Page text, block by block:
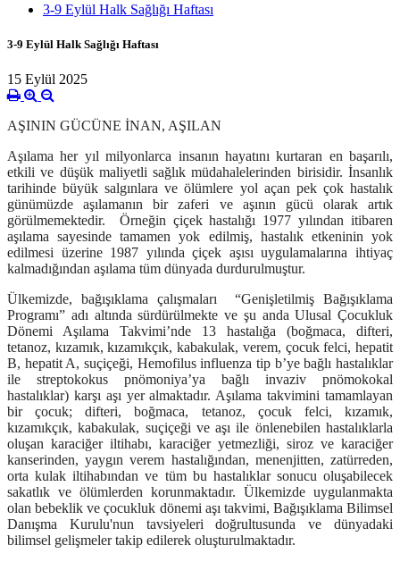
3-9 Eylül Halk Sağlığı Haftası
3-9 Eylül Halk Sağlığı Haftası
15 Eylül 2025
AŞININ GÜCÜNE İNAN, AŞILAN
Aşılama her yıl milyonlarca insanın hayatını kurtaran en başarılı,
etkili ve düşük maliyetli sağlık müdahalelerinden birisidir. İnsanlık
tarihinde büyük salgınlara ve ölümlere yol açan pek çok hastalık
günümüzde aşılamanın bir zaferi ve aşının gücü olarak artık
görülmemektedir. Örneğin çiçek hastalığı 1977 yılından itibaren
aşılama sayesinde tamamen yok edilmiş, hastalık etkeninin yok
edilmesi üzerine 1987 yılında çiçek aşısı uygulamalarına ihtiyaç
kalmadığından aşılama tüm dünyada durdurulmuştur.
Ülkemizde, bağışıklama çalışmaları “Genişletilmiş Bağışıklama
Programı” adı altında sürdürülmekte ve şu anda Ulusal Çocukluk
Dönemi Aşılama Takvimi’nde 13 hastalığa (boğmaca, difteri,
tetanoz, kızamık, kızamıkçık, kabakulak, verem, çocuk felci, hepatit
B, hepatit A, suçiçeği, Hemofilus influenza tip b’ye bağlı hastalıklar
ile streptokokus pnömoniya’ya bağlı invaziv pnömokokal
hastalıklar) karşı aşı yer almaktadır. Aşılama takvimini tamamlayan
bir çocuk; difteri, boğmaca, tetanoz, çocuk felci, kızamık,
kızamıkçık, kabakulak, suçiçeği ve aşı ile önlenebilen hastalıklarla
oluşan karaciğer iltihabı, karaciğer yetmezliği, siroz ve karaciğer
kanserinden, yaygın verem hastalığından, menenjitten, zatürreden,
orta kulak iltihabından ve tüm bu hastalıklar sonucu oluşabilecek
sakatlık ve ölümlerden korunmaktadır. Ülkemizde uygulanmakta
olan bebeklik ve çocukluk dönemi aşı takvimi, Bağışıklama Bilimsel
Danışma Kurulu'nun tavsiyeleri doğrultusunda ve dünyadaki
bilimsel gelişmeler takip edilerek oluşturulmaktadır.